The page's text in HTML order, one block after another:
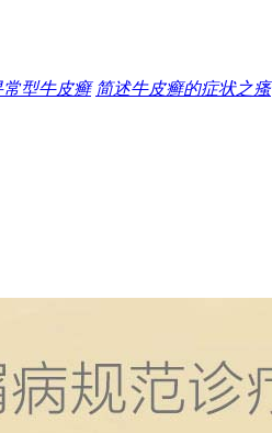
型牛皮癣 简述牛皮癣的症状之瘙